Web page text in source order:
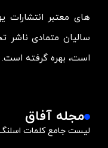
سالیان متمادی
است، بهره گرفته است.
مجله آفاق
لیست جامع کلمات اسلنگ